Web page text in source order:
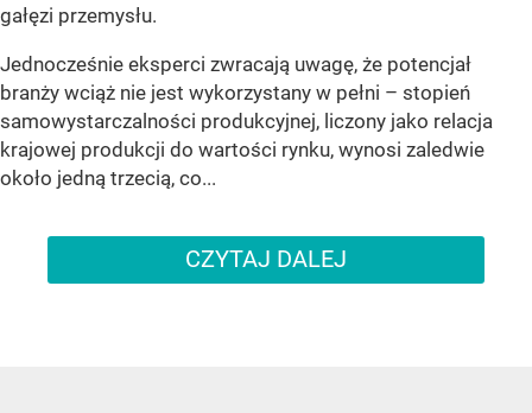
gałęzi przemysłu.
Jednocześnie eksperci zwracają uwagę, że potencjał
branży wciąż nie jest wykorzystany w pełni – stopień
samowystarczalności produkcyjnej, liczony jako relacja
krajowej produkcji do wartości rynku, wynosi zaledwie
około jedną trzecią, co...
CZYTAJ DALEJ